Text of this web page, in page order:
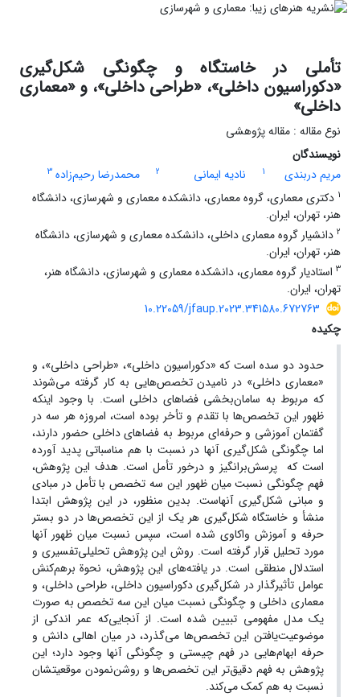
تأملی در خاستگاه و چگونگی شکل‌گیری
«دکوراسیون داخلی»، «طراحی داخلی»، و «معماری
داخلی»
نوع مقاله : مقاله پژوهشی
نویسندگان
مریم دربندی
1 نادیه ایمانی 2 محمدرضا رحیم‌زاده 3
1 دکتری معماری، گروه معماری، دانشکده معماری و شهرسازی، دانشگاه
هنر، تهران، ایران.
2 دانشیار گروه معماری داخلی، دانشکده معماری و شهرسازی، دانشگاه
هنر، تهران، ایران.
3 استادیار گروه معماری، دانشکده معماری و شهرسازی، دانشگاه هنر،
تهران، ایران.
10.22059/jfaup.2023.341580.672763
چکیده
حدود دو سده است که «دکوراسیون داخلی»، «طراحی داخلی»، و
«معماری داخلی» در نامیدن تخصص‌هایی به کار گرفته می‌شوند
که مربوط به سامان‌بخشی فضاهای داخلی است. با وجود اینکه
ظهور این تخصص‌ها با تقدم و تأخر بوده است، امروزه هر سه در
گفتمان آموزشی و حرفه‌ای مربوط به فضاهای داخلی حضور دارند،
اما چگونگی شکل‌گیری آنها در نسبت با هم مناسباتی پدید آورده‌
است که پرسش‌برانگیز و درخور تأمل است. هدف این پژوهش،
فهم چگونگی نسبت میان ظهور این سه تخصص با تأمل در مبادی
و مبانی شکل‌گیری آنهاست. بدین منظور، در این پژوهش ابتدا
منشأ و خاستگاه شکل‌گیری هر یک از این تخصص‌ها در دو بستر
حرفه و آموزش واکاوی شده است، سپس نسبت میان ظهور آنها
مورد تحلیل قرار گرفته است. روش این پژوهش تحلیلی‌تفسیری و
استدلال منطقی است. در یافته‌های این پژوهش، نحوة برهم‌کنش
عوامل تأثیرگذار در شکل‌گیری دکوراسیون داخلی، طراحی داخلی، و
معماری داخلی و چگونگی نسبت میان این سه تخصص به صورت
یک مدل مفهومی تبیین شده است. از آنجایی‌که عمر اندکی از
موضوعیت‌یافتن این تخصص‌ها می‌گذرد، در میان اهالی دانش و
حرفه ابهام‌هایی در فهم چیستی و چگونگی آنها وجود دارد؛ این
پژوهش به فهم دقیق‌تر این تخصص‌ها و روشن‌نمودن موقعیتشان
نسبت به هم کمک می‌کند.